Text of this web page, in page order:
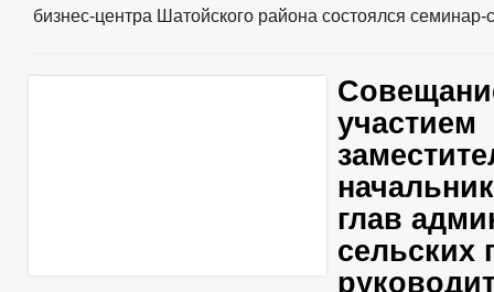
бизнес-центра Шатойского района состоялся
участием
глав
сельских